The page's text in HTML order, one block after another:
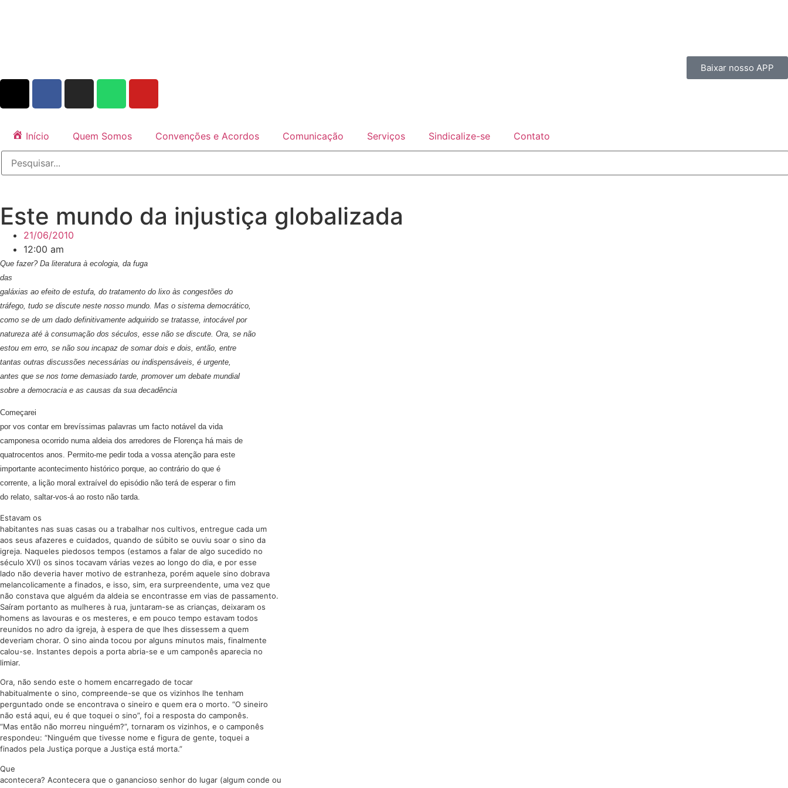
Baixar nosso APP
Início Quem Somos Convenções e Acordos Comunicação Serviços Sindicalize-se Contato
Este mundo da injustiça globalizada
21/06/2010
12:00 am
Que fazer? Da literatura à ecologia, da fuga
das
galáxias ao efeito de estufa, do tratamento do lixo às congestões do
tráfego, tudo se discute neste nosso mundo. Mas o sistema democrático,
como se de um dado definitivamente adquirido se tratasse, intocável por
natureza até à consumação dos séculos, esse não se discute. Ora, se não
estou em erro, se não sou incapaz de somar dois e dois, então, entre
tantas outras discussões necessárias ou indispensáveis, é urgente,
antes que se nos torne demasiado tarde, promover um debate mundial
sobre a democracia e as causas da sua decadência
Começarei
por vos contar em brevíssimas palavras um facto notável da vida
camponesa ocorrido numa aldeia dos arredores de Florença há mais de
quatrocentos anos. Permito-me pedir toda a vossa atenção para este
importante acontecimento histórico porque, ao contrário do que é
corrente, a lição moral extraível do episódio não terá de esperar o fim
do relato, saltar-vos-á ao rosto não tarda.
Estavam os
habitantes nas suas casas ou a trabalhar nos cultivos, entregue cada um
aos seus afazeres e cuidados, quando de súbito se ouviu soar o sino da
igreja. Naqueles piedosos tempos (estamos a falar de algo sucedido no
século XVI) os sinos tocavam várias vezes ao longo do dia, e por esse
lado não deveria haver motivo de estranheza, porém aquele sino dobrava
melancolicamente a finados, e isso, sim, era surpreendente, uma vez que
não constava que alguém da aldeia se encontrasse em vias de passamento.
Saíram portanto as mulheres à rua, juntaram-se as crianças, deixaram os
homens as lavouras e os mesteres, e em pouco tempo estavam todos
reunidos no adro da igreja, à espera de que lhes dissessem a quem
deveriam chorar. O sino ainda tocou por alguns minutos mais, finalmente
calou-se. Instantes depois a porta abria-se e um camponês aparecia no
limiar.
Ora, não sendo este o homem encarregado de tocar
habitualmente o sino, compreende-se que os vizinhos lhe tenham
perguntado onde se encontrava o sineiro e quem era o morto. “O sineiro
não está aqui, eu é que toquei o sino”, foi a resposta do camponês.
“Mas então não morreu ninguém?”, tornaram os vizinhos, e o camponês
respondeu: “Ninguém que tivesse nome e figura de gente, toquei a
finados pela Justiça porque a Justiça está morta.”
Que
acontecera? Acontecera que o ganancioso senhor do lugar (algum conde ou